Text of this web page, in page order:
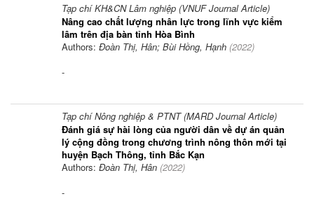
Tạp chí KH&CN Lâm nghiệp (VNUF Journal Article)
Nâng cao chất lượng nhân lực trong lĩnh vực kiểm
lâm trên địa bàn tỉnh Hòa Bình
Authors: Đoàn Thị, Hân; Bùi Hồng, Hạnh (2022)
-
Tạp chí Nông nghiệp & PTNT (MARD Journal Article)
Đánh giá sự hài lòng của người dân về dự án quản
lý cộng đồng trong chương trình nông thôn mới tại
huyện Bạch Thông, tỉnh Bắc Kạn
Authors: Đoàn Thị, Hân (2022)
-